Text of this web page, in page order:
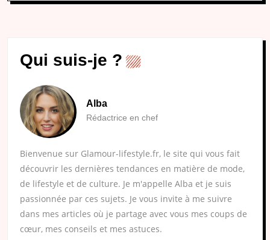
Qui suis-je ?
Alba
Rédactrice en chef
Bienvenue sur Glamour-lifestyle.fr, le site qui vous fait
découvrir les dernières tendances en matière de mode,
de lifestyle et de culture. Je m'appelle Alba et je suis
passionnée par ces sujets. Je vous invite à me suivre
dans mes articles où je partage avec vous mes coups de
cœur, mes conseils et mes astuces.